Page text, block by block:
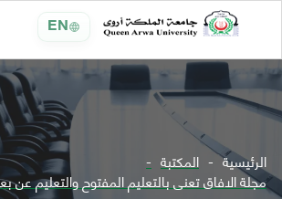
EN
الرئيسية المكتبة
مجلة الافاق تعنى بالتعليم المفتوح والتعليم عن